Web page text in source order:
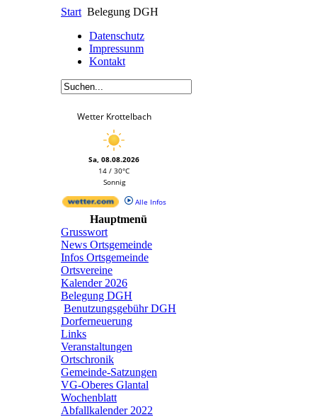
Start Belegung DGH
Datenschutz
Impressunm
Kontakt
Wetter Krottelbach
Sa, 08.08.2026
14 / 30°C
Sonnig
Alle Infos
Hauptmenü
Grusswort
News Ortsgemeinde
Infos Ortsgemeinde
Ortsvereine
Kalender 2026
Belegung DGH
Benutzungsgebühr DGH
Dorferneuerung
Links
Veranstaltungen
Ortschronik
Gemeinde-Satzungen
VG-Oberes Glantal
Wochenblatt
Abfallkalender 2022